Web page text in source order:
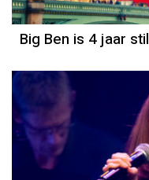
Big Ben is 4 jaar stil